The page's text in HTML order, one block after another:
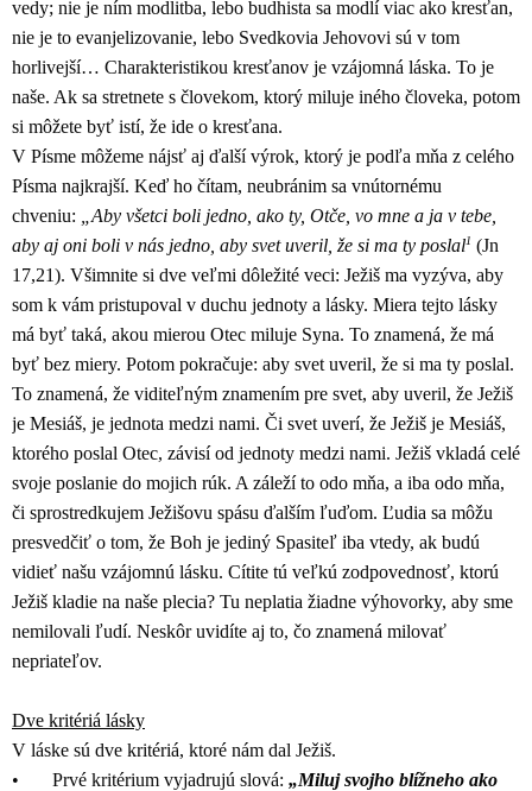
vedy; nie je ním modlitba, lebo budhista sa modlí viac ako kresťan,
nie je to evanjelizovanie, lebo Svedkovia Jehovovi sú v tom
horlivejší… Charakteristikou kresťanov je vzájomná láska. To je
naše. Ak sa stretnete s človekom, ktorý miluje iného človeka, potom
si môžete byť istí, že ide o kresťana.
V Písme môžeme nájsť aj ďalší výrok, ktorý je podľa mňa z celého
Písma najkrajší. Keď ho čítam, neubránim sa vnútornému
chveniu: „Aby všetci boli jedno, ako ty, Otče, vo mne a ja v tebe,
aby aj oni boli v nás jedno, aby svet uveril, že si ma ty poslal1 (Jn
17,21). Všimnite si dve veľmi dôležité veci: Ježiš ma vyzýva, aby
som k vám pristupoval v duchu jednoty a lásky. Miera tejto lásky
má byť taká, akou mierou Otec miluje Syna. To znamená, že má
byť bez miery. Potom pokračuje: aby svet uveril, že si ma ty poslal.
To znamená, že viditeľným znamením pre svet, aby uveril, že Ježiš
je Mesiáš, je jednota medzi nami. Či svet uverí, že Ježiš je Mesiáš,
ktorého poslal Otec, závisí od jednoty medzi nami. Ježiš vkladá celé
svoje poslanie do mojich rúk. A záleží to odo mňa, a iba odo mňa,
či sprostredkujem Ježišovu spásu ďalším ľuďom. Ľudia sa môžu
presvedčiť o tom, že Boh je jediný Spasiteľ iba vtedy, ak budú
vidieť našu vzájomnú lásku. Cítite tú veľkú zodpovednosť, ktorú
Ježiš kladie na naše plecia? Tu neplatia žiadne výhovorky, aby sme
nemilovali ľudí. Neskôr uvidíte aj to, čo znamená milovať
nepriateľov.
Dve kritériá lásky
V láske sú dve kritériá, ktoré nám dal Ježiš.
• Prvé kritérium vyjadrujú slová: „Miluj svojho blížneho ako